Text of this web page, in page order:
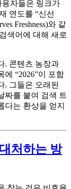
자들은 링크가
연도를 “신선
Freshness)와 같
색어에 대해 새로
. 콘텐츠 농장과
“2026”이 포함
. 그들은 오래된
짜를 붙여 검색 트
다는 환상을 얻지
처하는 방